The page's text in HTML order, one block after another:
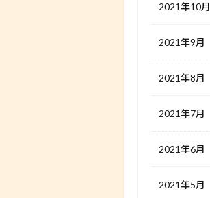
2021年10月
2021年9月
2021年8月
2021年7月
2021年6月
2021年5月